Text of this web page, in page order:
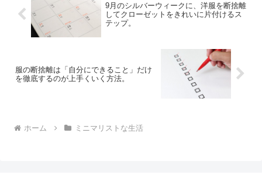
9月のシルバーウィークに、洋服を断捨離
してクローゼットをきれいに片付けるス
テップ。
服の断捨離は「自分にできること」だけ
を徹底するのが上手くいく方法。
ホーム ミニマリストな生活